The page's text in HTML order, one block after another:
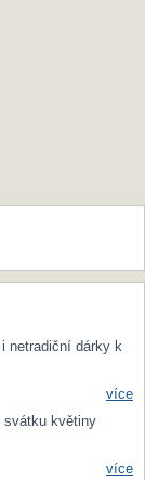
netradiční dárky k
více
svátku květiny
více